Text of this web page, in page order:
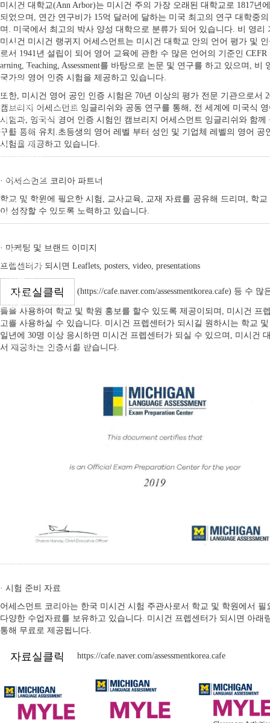
A1 Silver
A2 Gold
MET Go!
MET
B2 ECCE
C2 ECPE
영어강사시험
TKT
Language for Teaching
비지니스시험
B1 Business
B2 Business
C1 Business
전국센터
캠브리지프렙센터 위치
미시건프렙센터 혜택
미시건프렙센터위치
시험접수
시험고사장
페이스북
인스타
유튜브
어세스먼트코리아
비지니스시험
시험응시
인스타
미시건 대학교(Ann Arbor)는 미시건 주의 가장 오래된 대학교로 1817년
되었으며, 연간 연구비가 15억 달러에 달하는 미국 최고의 연구 대학중
며. 미국에서 최고의 박사 양성 대학으로 분류가 되어 있습니다. 비 영리
미시건 미시건 랭귀지 어세스먼트는 미시건 대학교 안의 언어 평가 및
로서 1941년 설립이 되어 영어 교육에 관한 수 많은 언어의 기준인 CEFR
arning, Teaching, Assessment를 바탕으로 논문 및 연구를 하고 있으며, 비
국가의 영어 인증 시험을 제공하고 있습니다.
또한, 미시건 영어 공인 인증 시험은 70년 이상의 평가 전문 기관으로서
캠브리지 어세스먼트 잉글리쉬와 공동 연구를 통해, 전 세계에 미국식
시험과, 영국식 영어 인증 시험인 캠브리지 어세스먼트 잉글리쉬와 함께
구를 통해 유치.초등생의 영어 레벨 부터 성인 및 기업체 레벨의 영어 공
시험을 제공하고 있습니다.
· 어세스먼트 코리아 파트너
학교 및 학원에 필요한 시험, 교사교육, 교재 자료를 공유해 드리며, 학교
이 성장할 수 있도록 노력하고 있습니다.
· 마케팅 및 브랜드 이미지
프렙센터가 되시면 Leaflets, posters, video, presentations
자료실클릭 (https://cafe.naver.com/assessmentkorea.cafe) 등 수 많
들을 사용하여 학교 및 학원 홍보를 할수 있도록 제공이되며, 미시건 프
고를 사용하실 수 있습니다. 미시건 프렙센터가 되시길 원하시는 학교
일년에 30명 이상 응시하면 미시건 프렙센터가 되실 수 있으며, 미시건
서 제공하는 인증서를 받습니다.
· 시험 준비 자료
어세스먼트 코리아는 한국 미시건 시험 주관사로서 학교 및 학원에서 필
다양한 수업자료를 보유하고 있습니다. 미시건 프렙센터가 되시면 아래
통해 무료로 제공됩니다.
자료실클릭 https://cafe.naver.com/assessmentkorea.cafe